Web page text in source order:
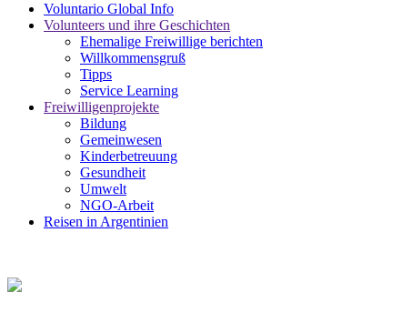
Voluntario Global Info
Volunteers und ihre Geschichten
Ehemalige Freiwillige berichten
Willkommensgruß
Tipps
Service Learning
Freiwilligenprojekte
Bildung
Gemeinwesen
Kinderbetreuung
Gesundheit
Umwelt
NGO-Arbeit
Reisen in Argentinien